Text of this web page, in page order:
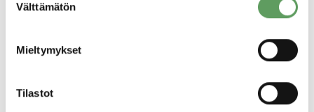
valinta
Välttämätön
Mieltymykset
Tilastot
Psycon on rekrytoinnin, psykologisten
organisaatioiden kehittämisen johtava